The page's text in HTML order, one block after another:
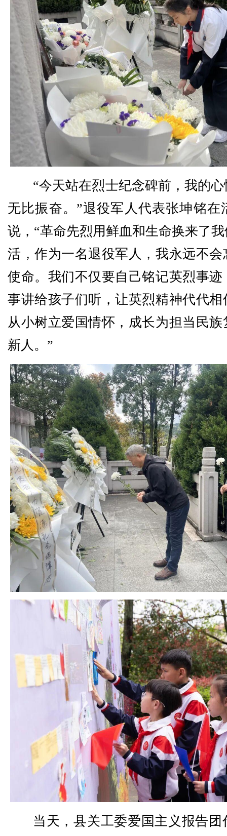
“今天站在烈士纪念碑前，我的
无比振奋。”退役军人代表张坤铭在
说，“革命先烈用鲜血和生命换来了
活，作为一名退役军人，我永远不
使命。我们不仅要自己铭记英烈事
事讲给孩子们听，让英烈精神代代
从小树立爱国情怀，成长为担当民
新人。”
当天，县关工委爱国主义报告